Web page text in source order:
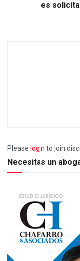
es
Please login to join
Necesitas un